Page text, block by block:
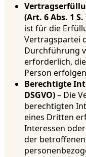
(Art. 6 Abs. 1
ist für die
Vertragspartei
Durchführung
erforderlich,
Person
Berechtigte
DSGVO)– Die
berechtigten
eines Dritten
Interessen
der